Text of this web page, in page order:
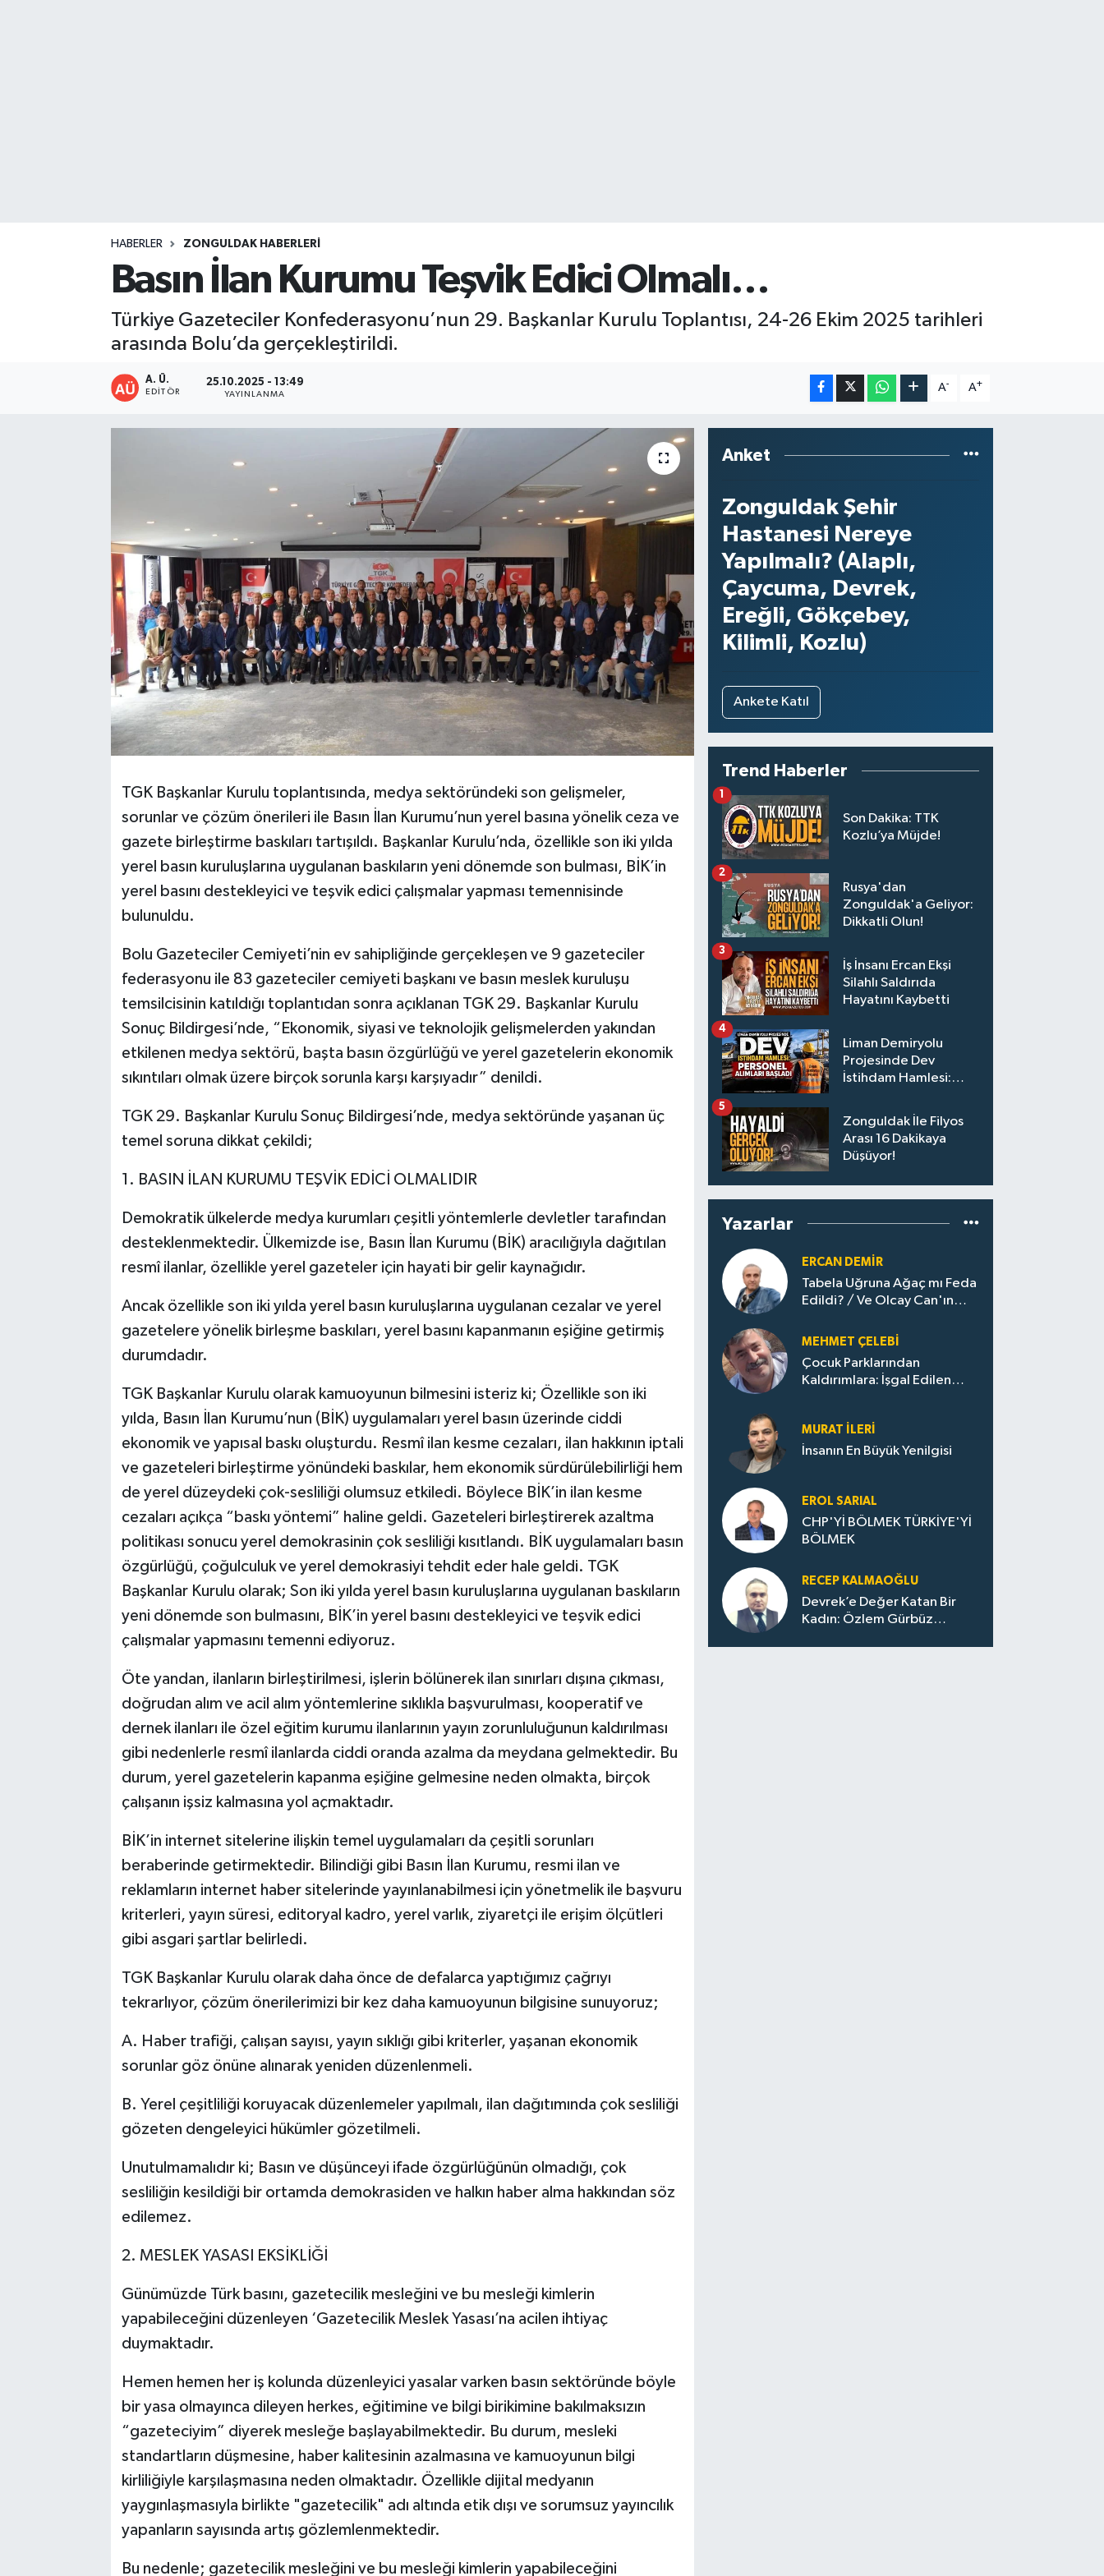
HABERLER ZONGULDAK HABERLERI
Basın İlan Kurumu Teşvik Edici Olmalı…
Türkiye Gazeteciler Konfederasyonu’nun 29. Başkanlar Kurulu Toplantısı, 24-26 Ekim 2025 tarihleri
arasında Bolu’da gerçekleştirildi.
A. Ü.
EDITÖR
25.10.2025 - 13:49
YAYINLANMA
A- A+
TGK Başkanlar Kurulu toplantısında, medya sektöründeki son gelişmeler,
sorunlar ve çözüm önerileri ile Basın İlan Kurumu’nun yerel basına yönelik ceza ve
gazete birleştirme baskıları tartışıldı. Başkanlar Kurulu’nda, özellikle son iki yılda
yerel basın kuruluşlarına uygulanan baskıların yeni dönemde son bulması, BİK’in
yerel basını destekleyici ve teşvik edici çalışmalar yapması temennisinde
bulunuldu.
Bolu Gazeteciler Cemiyeti’nin ev sahipliğinde gerçekleşen ve 9 gazeteciler
federasyonu ile 83 gazeteciler cemiyeti başkanı ve basın meslek kuruluşu
temsilcisinin katıldığı toplantıdan sonra açıklanan TGK 29. Başkanlar Kurulu
Sonuç Bildirgesi’nde, “Ekonomik, siyasi ve teknolojik gelişmelerden yakından
etkilenen medya sektörü, başta basın özgürlüğü ve yerel gazetelerin ekonomik
sıkıntıları olmak üzere birçok sorunla karşı karşıyadır” denildi.
TGK 29. Başkanlar Kurulu Sonuç Bildirgesi’nde, medya sektöründe yaşanan üç
temel soruna dikkat çekildi;
1. BASIN İLAN KURUMU TEŞVİK EDİCİ OLMALIDIR
Demokratik ülkelerde medya kurumları çeşitli yöntemlerle devletler tarafından
desteklenmektedir. Ülkemizde ise, Basın İlan Kurumu (BİK) aracılığıyla dağıtılan
resmî ilanlar, özellikle yerel gazeteler için hayati bir gelir kaynağıdır.
Ancak özellikle son iki yılda yerel basın kuruluşlarına uygulanan cezalar ve yerel
gazetelere yönelik birleşme baskıları, yerel basını kapanmanın eşiğine getirmiş
durumdadır.
TGK Başkanlar Kurulu olarak kamuoyunun bilmesini isteriz ki; Özellikle son iki
yılda, Basın İlan Kurumu’nun (BİK) uygulamaları yerel basın üzerinde ciddi
ekonomik ve yapısal baskı oluşturdu. Resmî ilan kesme cezaları, ilan hakkının iptali
ve gazeteleri birleştirme yönündeki baskılar, hem ekonomik sürdürülebilirliği hem
de yerel düzeydeki çok-sesliliği olumsuz etkiledi. Böylece BİK’in ilan kesme
cezaları açıkça “baskı yöntemi” haline geldi. Gazeteleri birleştirerek azaltma
politikası sonucu yerel demokrasinin çok sesliliği kısıtlandı. BİK uygulamaları basın
özgürlüğü, çoğulculuk ve yerel demokrasiyi tehdit eder hale geldi. TGK
Başkanlar Kurulu olarak; Son iki yılda yerel basın kuruluşlarına uygulanan baskıların
yeni dönemde son bulmasını, BİK’in yerel basını destekleyici ve teşvik edici
çalışmalar yapmasını temenni ediyoruz.
Öte yandan, ilanların birleştirilmesi, işlerin bölünerek ilan sınırları dışına çıkması,
doğrudan alım ve acil alım yöntemlerine sıklıkla başvurulması, kooperatif ve
dernek ilanları ile özel eğitim kurumu ilanlarının yayın zorunluluğunun kaldırılması
gibi nedenlerle resmî ilanlarda ciddi oranda azalma da meydana gelmektedir. Bu
durum, yerel gazetelerin kapanma eşiğine gelmesine neden olmakta, birçok
çalışanın işsiz kalmasına yol açmaktadır.
BİK’in internet sitelerine ilişkin temel uygulamaları da çeşitli sorunları
beraberinde getirmektedir. Bilindiği gibi Basın İlan Kurumu, resmi ilan ve
reklamların internet haber sitelerinde yayınlanabilmesi için yönetmelik ile başvuru
kriterleri, yayın süresi, editoryal kadro, yerel varlık, ziyaretçi ile erişim ölçütleri
gibi asgari şartlar belirledi.
TGK Başkanlar Kurulu olarak daha önce de defalarca yaptığımız çağrıyı
tekrarlıyor, çözüm önerilerimizi bir kez daha kamuoyunun bilgisine sunuyoruz;
A. Haber trafiği, çalışan sayısı, yayın sıklığı gibi kriterler, yaşanan ekonomik
sorunlar göz önüne alınarak yeniden düzenlenmeli.
B. Yerel çeşitliliği koruyacak düzenlemeler yapılmalı, ilan dağıtımında çok sesliliği
gözeten dengeleyici hükümler gözetilmeli.
Unutulmamalıdır ki; Basın ve düşünceyi ifade özgürlüğünün olmadığı, çok
sesliliğin kesildiği bir ortamda demokrasiden ve halkın haber alma hakkından söz
edilemez.
2. MESLEK YASASI EKSİKLİĞİ
Günümüzde Türk basını, gazetecilik mesleğini ve bu mesleği kimlerin
yapabileceğini düzenleyen ‘Gazetecilik Meslek Yasası’na acilen ihtiyaç
duymaktadır.
Hemen hemen her iş kolunda düzenleyici yasalar varken basın sektöründe böyle
bir yasa olmayınca dileyen herkes, eğitimine ve bilgi birikimine bakılmaksızın
“gazeteciyim” diyerek mesleğe başlayabilmektedir. Bu durum, mesleki
standartların düşmesine, haber kalitesinin azalmasına ve kamuoyunun bilgi
kirliliğiyle karşılaşmasına neden olmaktadır. Özellikle dijital medyanın
yaygınlaşmasıyla birlikte "gazetecilik" adı altında etik dışı ve sorumsuz yayıncılık
yapanların sayısında artış gözlemlenmektedir.
Bu nedenle; gazetecilik mesleğini ve bu mesleği kimlerin yapabileceğini
Anket
Zonguldak Şehir
Hastanesi Nereye
Yapılmalı? (Alaplı,
Çaycuma, Devrek,
Ereğli, Gökçebey,
Kilimli, Kozlu)
Ankete Katıl
Trend Haberler
Son Dakika: TTK
Kozlu’ya Müjde!
1
Rusya'dan
Zonguldak'a Geliyor:
Dikkatli Olun!
2
İş İnsanı Ercan Ekşi
Silahlı Saldırıda
Hayatını Kaybetti
3
Liman Demiryolu
Projesinde Dev
İstihdam Hamlesi:
4
Zonguldak İle Filyos
Arası 16 Dakikaya
Düşüyor!
5
Yazarlar
ERCAN DEMIR
Tabela Uğruna Ağaç mı Feda
Edildi? / Ve Olcay Can'ın
MEHMET ÇELEBI
Çocuk Parklarından
Kaldırımlara: İşgal Edilen
MURAT İLERI
İnsanın En Büyük Yenilgisi
EROL SARIAL
CHP'Yİ BÖLMEK TÜRKİYE'Yİ
BÖLMEK
RECEP KALMAOĞLU
Devrek’e Değer Katan Bir
Kadın: Özlem Gürbüz
KASTAMONU